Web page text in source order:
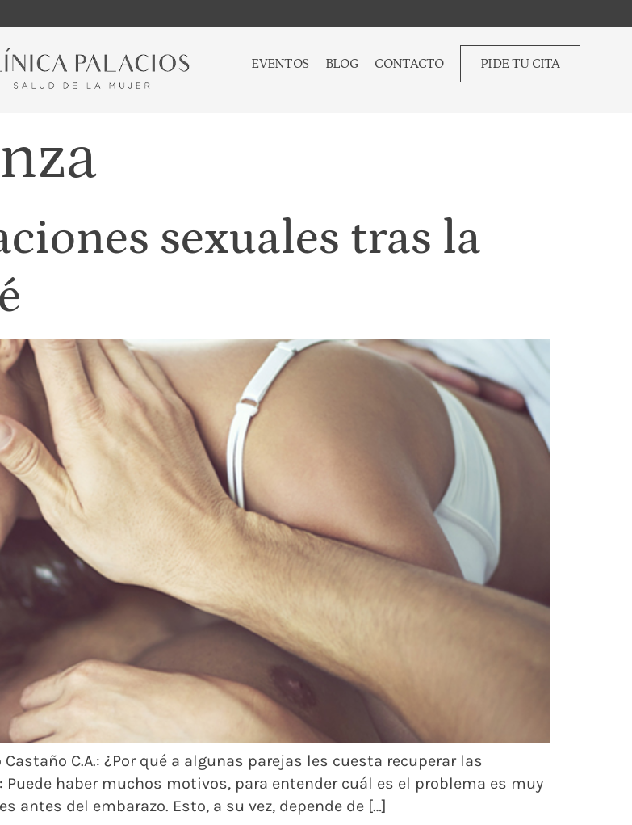
EVENTOS BLOG CONTACTO PIDE TU CITA
sexuales tras la
C.A.: ¿Por qué a algunas parejas les cuesta recuperar las
Puede haber muchos motivos, para entender cuál es el problema es muy
antes del embarazo. Esto, a su vez, depende de […]